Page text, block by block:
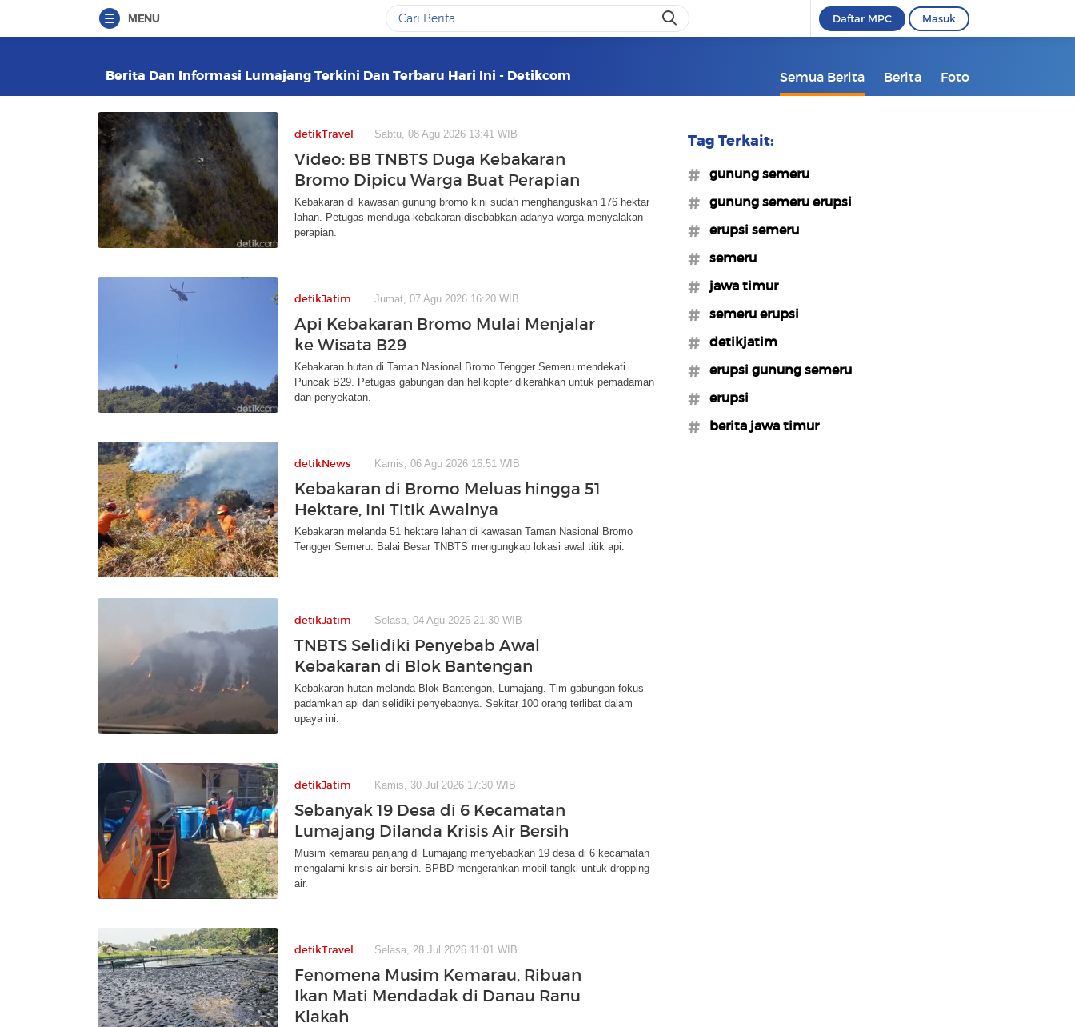
MENU Daftar MPC Masuk
Berita Dan Informasi Lumajang Terkini Dan Terbaru Hari Ini - Detikcom Semua Berita Berita Foto
detikTravel Sabtu, 08 Agu 2026 13:41 WIB
Video: BB TNBTS Duga Kebakaran
Bromo Dipicu Warga Buat Perapian
Kebakaran di kawasan gunung bromo kini sudah menghanguskan 176 hektar
lahan. Petugas menduga kebakaran disebabkan adanya warga menyalakan
perapian.
detikJatim Jumat, 07 Agu 2026 16:20 WIB
Api Kebakaran Bromo Mulai Menjalar
ke Wisata B29
Kebakaran hutan di Taman Nasional Bromo Tengger Semeru mendekati
Puncak B29. Petugas gabungan dan helikopter dikerahkan untuk pemadaman
dan penyekatan.
detikNews Kamis, 06 Agu 2026 16:51 WIB
Kebakaran di Bromo Meluas hingga 51
Hektare, Ini Titik Awalnya
Kebakaran melanda 51 hektare lahan di kawasan Taman Nasional Bromo
Tengger Semeru. Balai Besar TNBTS mengungkap lokasi awal titik api.
detikJatim Selasa, 04 Agu 2026 21:30 WIB
TNBTS Selidiki Penyebab Awal
Kebakaran di Blok Bantengan
Kebakaran hutan melanda Blok Bantengan, Lumajang. Tim gabungan fokus
padamkan api dan selidiki penyebabnya. Sekitar 100 orang terlibat dalam
upaya ini.
detikJatim Kamis, 30 Jul 2026 17:30 WIB
Sebanyak 19 Desa di 6 Kecamatan
Lumajang Dilanda Krisis Air Bersih
Musim kemarau panjang di Lumajang menyebabkan 19 desa di 6 kecamatan
mengalami krisis air bersih. BPBD mengerahkan mobil tangki untuk dropping
air.
detikTravel Selasa, 28 Jul 2026 11:01 WIB
Fenomena Musim Kemarau, Ribuan
Ikan Mati Mendadak di Danau Ranu
Klakah
Tag Terkait:
#gunung semeru
#gunung semeru erupsi
#erupsi semeru
#semeru
#jawa timur
#semeru erupsi
#detikjatim
#erupsi gunung semeru
#erupsi
#berita jawa timur